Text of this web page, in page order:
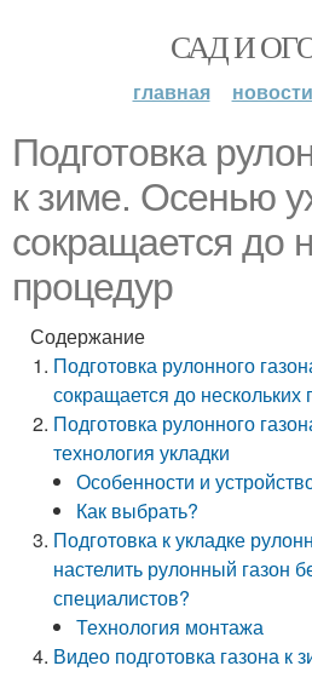
САД И
главная новости
Подготовка
к зиме. Осенью
сокращается до
процедур
Содержание
Подготовка рулонного
сокращается до нескольких
Подготовка рулонного
технология укладки
Особенности и
Как выбрать?
Подготовка к укладке
настелить рулонный газон
специалистов?
Технология монтажа
Видео подготовка газона к